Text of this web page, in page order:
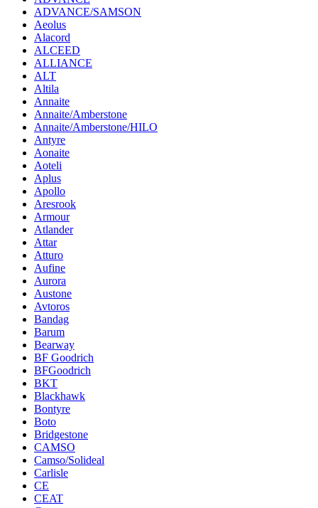
ADVANCE/SAMSON
Aeolus
Alacord
ALCEED
ALLIANCE
ALT
Altila
Annaite
Annaite/Amberstone
Annaite/Amberstone/HILO
Antyre
Aonaite
Aoteli
Aplus
Apollo
Aresrook
Armour
Atlander
Attar
Atturo
Aufine
Aurora
Austone
Avtoros
Bandag
Barum
Bearway
BF Goodrich
BFGoodrich
BKT
Blackhawk
Bontyre
Boto
Bridgestone
CAMSO
Camso/Solideal
Carlisle
CE
CEAT